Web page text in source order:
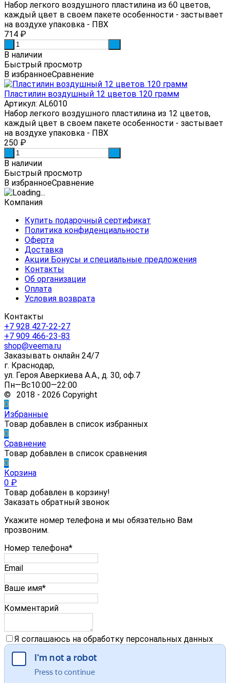
Набор легкого воздушного пластилина из 60 цветов,
каждый цвет в своем пакете особенности - застывает
на воздухе упаковка - ПВХ
714 ₽
В наличии
Быстрый просмотр
В избранноеСравнение
Пластилин воздушный 12 цветов 120 грамм
Артикул: AL6010
Набор легкого воздушного пластилина из 12 цветов,
каждый цвет в своем пакете особенности - застывает
на воздухе упаковка - ПВХ
250 ₽
В наличии
Быстрый просмотр
В избранноеСравнение
Компания
Купить подарочный сертификат
Политика конфиденциальности
Оферта
Доставка
Акции Бонусы и специальные предложения
Контакты
Об организации
Оплата
Условия возврата
Контакты
+7 928 427-22-27
+7 909 466-23-83
shop@veema.ru
Заказывать онлайн 24/7
г. Краснодар,
ул. Героя Аверкиева А.А., д. 30, оф.7
Пн—Вс10:00—22:00
© 2018 - 2026 Copyright
0
Избранные
Товар добавлен в список избранных
0
Сравнение
Товар добавлен в список сравнения
0
Корзина
0 ₽
Товар добавлен в корзину!
Заказать обратный звонок
Укажите номер телефона и мы обязательно Вам
прозвоним.
Номер телефона*
Email
Ваше имя*
Комментарий
Я соглашаюсь на обработку персональных данных